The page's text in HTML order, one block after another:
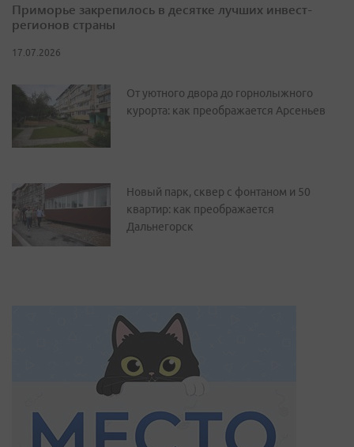
Приморье закрепилось в десятке лучших инвест-
регионов страны
17.07.2026
От уютного двора до горнолыжного
курорта: как преображается Арсеньев
Новый парк, сквер с фонтаном и 50
квартир: как преображается
Дальнегорск